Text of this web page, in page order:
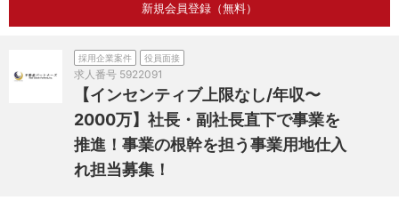
新規会員登録（無料）
採用企業案件 役員面接
求人番号 5922091
【インセンティブ上限なし/年収〜
2000万】社長・副社長直下で事業を
推進！事業の根幹を担う事業用地仕入
れ担当募集！